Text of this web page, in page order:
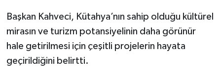
Başkan Kahveci, Kütahya’nın sahip olduğu kültürel
mirasın ve turizm potansiyelinin daha görünür
hale getirilmesi için çeşitli projelerin hayata
geçirildiğini belirtti.